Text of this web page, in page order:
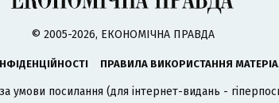
© 2005-2026, ЕКОНОМІЧНА ПРАВДА
ПРАВИЛА ВИКОРИСТАННЯ
умови посилання (для інтернет-видань -